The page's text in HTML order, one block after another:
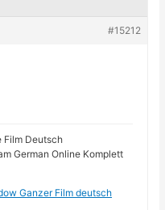
#15212
Film Deutsch
German Online Komplett
Ganzer Film deutsch